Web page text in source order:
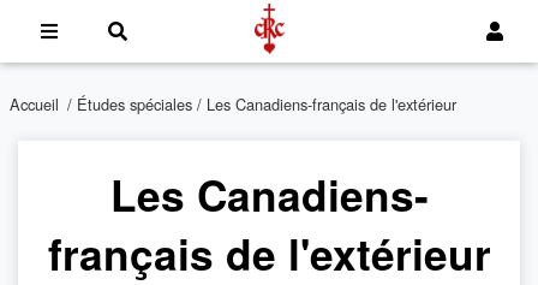
Accueil / Études spéciales / Les Canadiens-français de l'extérieur
Les Canadiens-
français de l'extérieur